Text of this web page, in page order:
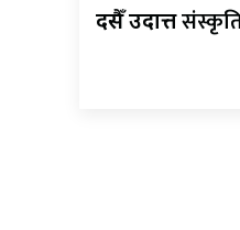
दसैँ उदात्त